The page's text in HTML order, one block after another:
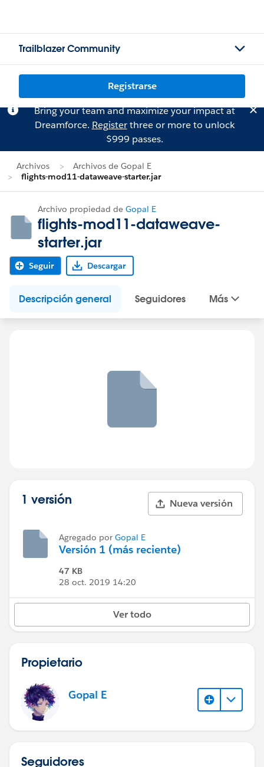
Trailblazer Community
Registrarse
Bring your team and maximize your impact at
Dreamforce. Registerthree or more to unlock
$999 passes.
Archivos
Archivos de Gopal E
flights-mod11-dataweave-starter.jar
Archivo propiedad de Gopal E
flights-mod11-dataweave-
starter.jar
Seguir Descargar
Descripción general Seguidores Más
1 versión Nueva versión
Agregado por Gopal E
Versión 1 (más reciente)
47 KB
28 oct. 2019 14:20
Ver todo
Propietario
Gopal E
Seguidores